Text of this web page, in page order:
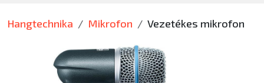
EGYÉB
SZOLGÁLTATÁSOK
Hangtechnika Mikrofon Vezetékes mikrofon